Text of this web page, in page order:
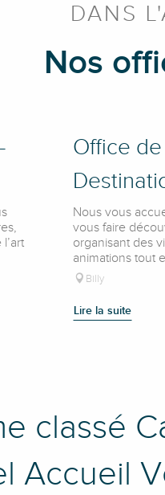
DANS
Nos
Office
Nous vous
vous faire
organisant des
animations tout
Billy
Lire la suite
classé
Accueil